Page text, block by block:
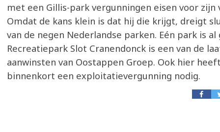
met een Gillis-park vergunningen eisen voor zijn
Omdat de kans klein is dat hij die krijgt, dreigt
van de negen Nederlandse parken. Eén park is al
Recreatiepark Slot Cranendonck is een van de
aanwinsten van Oostappen Groep. Ook hier
binnenkort een exploitatievergunning nodig.